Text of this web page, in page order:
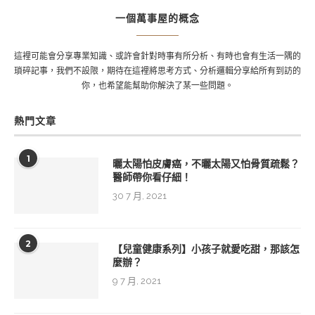
一個萬事屋的概念
這裡可能會分享專業知識、或許會針對時事有所分析、有時也會有生活一隅的
瑣碎記事，我們不設限，期待在這裡將思考方式、分析邏輯分享給所有到訪的
你，也希望能幫助你解決了某一些問題。
熱門文章
1
曬太陽怕皮膚癌，不曬太陽又怕骨質疏鬆？
醫師帶你看仔細！
30 7 月, 2021
2
【兒童健康系列】小孩子就愛吃甜，那該怎
麼辦？
9 7 月, 2021